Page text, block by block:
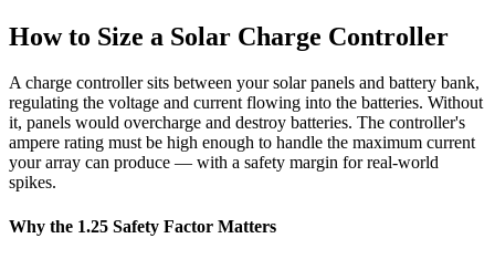
How to Size a Solar Charge Controller
A charge controller sits between your solar panels and battery bank,
regulating the voltage and current flowing into the batteries. Without
it, panels would overcharge and destroy batteries. The controller's
ampere rating must be high enough to handle the maximum current
your array can produce — with a safety margin for real-world
spikes.
Why the 1.25 Safety Factor Matters